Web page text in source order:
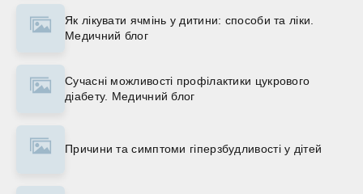
Як лікувати ячмінь у дитини: способи та ліки.
Медичний блог
Сучасні можливості профілактики цукрового
діабету. Медичний блог
Причини та симптоми гіперзбудливості у дітей